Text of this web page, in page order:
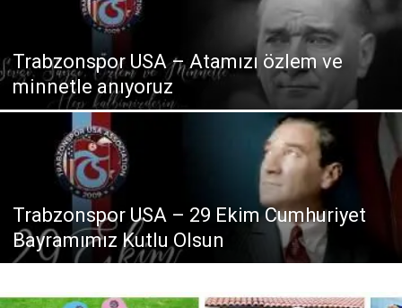
Trabzonspor USA – Atamızı özlem ve
minnetle anıyoruz
Trabzonspor USA – 29 Ekim Cumhuriyet
Bayramımız Kutlu Olsun